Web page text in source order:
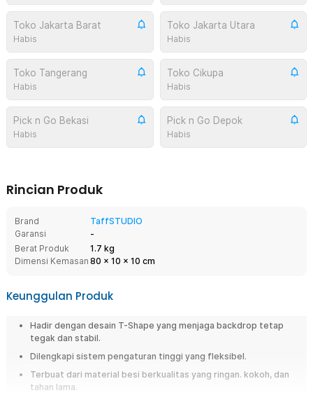
Toko Jakarta Barat
Habis
Toko Jakarta Utara
Habis
Toko Tangerang
Habis
Toko Cikupa
Habis
Pick n Go Bekasi
Habis
Pick n Go Depok
Habis
Rincian Produk
Brand
TaffSTUDIO
Garansi
-
Berat Produk
1.7 kg
Dimensi Kemasan 80 x 10 x 10 cm
Keunggulan Produk
Hadir dengan desain T-Shape yang menjaga backdrop tetap
tegak dan stabil.
Dilengkapi sistem pengaturan tinggi yang fleksibel.
Terbuat dari material besi berkualitas yang ringan. kokoh, dan
tahan lama.